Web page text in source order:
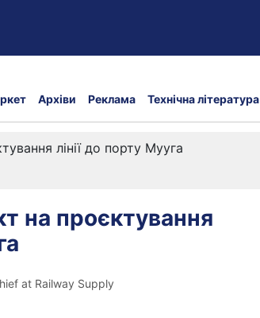
Архіви Реклама Технічна література
лінії до порту Мууга
на проєктування
at Railway Supply